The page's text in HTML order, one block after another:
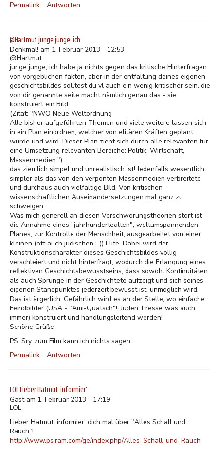
Permalink
Antworten
@Hartmut junge junge, ich
Denkmal! am 1. Februar 2013 - 12:53
@Hartmut
junge junge, ich habe ja nichts gegen das kritische Hinterfragen
von vorgeblichen fakten, aber in der entfaltung deines eigenen
geschichtsbildes solltest du vl auch ein wenig kritischer sein. die
von dir genannte seite macht nämlich genau das - sie
konstruiert ein Bild
(Zitat: "NWO Neue Weltordnung
Alle bisher aufgeführten Themen und viele weitere lassen sich
in ein Plan einordnen, welcher von elitären Kräften geplant
wurde und wird. Dieser Plan zieht sich durch alle relevanten für
eine Umsetzung relevanten Bereiche: Politik, Wirtschaft,
Massenmedien."),
das ziemlich simpel und unrealistisch ist! Jedenfalls wesentlich
simpler als das von den verpönten Massenmedien verbreitete
und durchaus auch vielfältige Bild. Von kritischen
wissenschaftlichen Auseinandersetzungen mal ganz zu
schweigen...
Was mich generell an diesen Verschwörungstheorien stört ist
die Annahme eines "jahrhundertealten", weltumspannenden
Planes, zur Kontrolle der Menschheit, ausgearbeitet von einer
kleinen (oft auch jüdischen ;-)) Elite. Dabei wird der
Konstruktionscharakter dieses Geschichtsbildes völlig
verschleiert und nicht hinterfragt, wodurch die Erlangung eines
reflektiven Geschichtsbewusstseins, dass sowohl Kontinuitäten
als auch Sprünge in der Geschichtete aufzeigt und sich seines
eigenen Standpunktes jederzeit bewusst ist, unmöglich wird.
Das ist ärgerlich. Gefährlich wird es an der Stelle, wo einfache
Feindbilder (USA - "Ami-Quatsch"!, Juden, Presse..was auch
immer) konstruiert und handlungsleitend werden!
Schöne Grüße
PS: Sry, zum Film kann ich nichts sagen...
Permalink
Antworten
LOL Lieber Hatmut, informier'
Gast am 1. Februar 2013 - 17:19
LOL
Lieber Hatmut, informier' dich mal über "Alles Schall und
Rauch"!
http://www.psiram.com/ge/index.php/Alles_Schall_und_Rauch